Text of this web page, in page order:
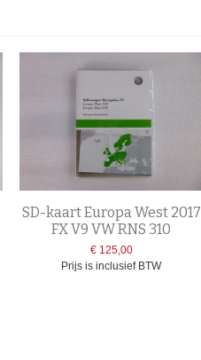
SD-kaart Europa West 2017
FX V9 VW RNS 310
€ 125,00
Prijs is inclusief BTW